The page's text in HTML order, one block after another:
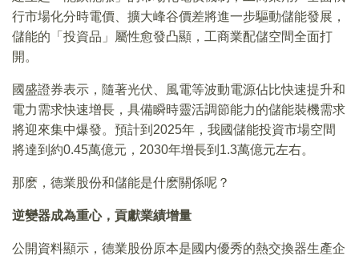
行市場化分時電價、擴大峰谷價差將進一步驅動儲能發展，
儲能的「投資品」屬性愈發凸顯，工商業配儲空間全面打
開。
國盛證券表示，隨著光伏、風電等波動電源佔比快速提升和
電力需求快速增長，具備瞬時靈活調節能力的儲能裝機需求
將迎來集中爆發。預計到2025年，我國儲能投資市場空間
將達到約0.45萬億元，2030年增長到1.3萬億元左右。
那麽，德業股份和儲能是什麽關係呢？
逆變器成為重心，貢獻業績增量
公開資料顯示，德業股份原本是國内優秀的熱交換器生產企